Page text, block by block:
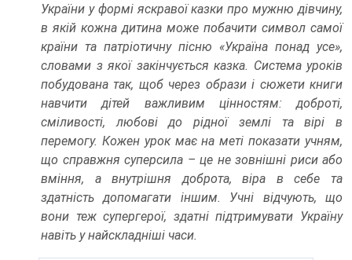
України у формі яскравої казки про мужню дівчину,
в якій кожна дитина може побачити символ самої
країни та патріотичну пісню «Україна понад усе»,
словами з якої закінчується казка. Система уроків
побудована так, щоб через образи і сюжети книги
навчити дітей важливим цінностям: доброті,
сміливості, любові до рідної землі та вірі в
перемогу. Кожен урок має на меті показати учням,
що справжня суперсила – це не зовнішні риси або
вміння, а внутрішня доброта, віра в себе та
здатність допомагати іншим. Учні відчують, що
вони теж супергерої, здатні підтримувати Україну
навіть у найскладніші часи.